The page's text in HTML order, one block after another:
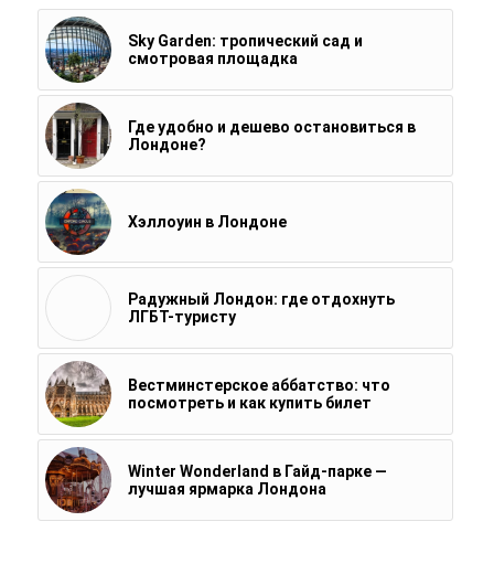
Sky Garden: тропический сад и
смотровая площадка
Где удобно и дешево остановиться в
Лондоне?
Хэллоуин в Лондоне
Радужный Лондон: где отдохнуть
ЛГБТ-туристу
Вестминстерское аббатство: что
посмотреть и как купить билет
Winter Wonderland в Гайд-парке —
лучшая ярмарка Лондона